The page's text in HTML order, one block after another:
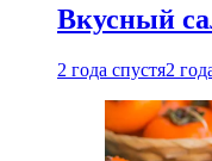
Вкусный
2 года спустя2